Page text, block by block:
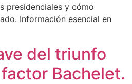
presidenciales y cómo
Información esencial en
del triunfo
Bachelet.